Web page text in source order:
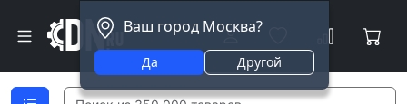
Ваш город Москва?
Да Другой